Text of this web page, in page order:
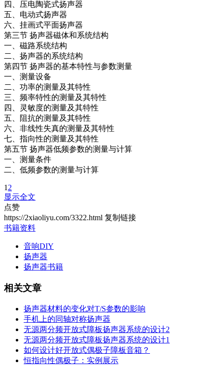
四、压电陶瓷式扬声器
五、电动式扬声器
六、挂画式平面扬声器
第三节 扬声器磁体和系统结构
一、磁路系统结构
二、扬声器的系统结构
第四节 扬声器的基本特性与参数测量
一、测量设备
二、功率的测量及其特性
三、频率特性的测量及其特性
四、灵敏度的测量及其特性
五、阻抗的测量及其特性
六、非线性失真的测量及其特性
七、指向性的测量及其特性
第五节 扬声器低频参数的测量与计算
一、测量条件
二、低频参数的测量与计算
1 2
显示全文
点赞
https://2xiaoliyu.com/3322.html 复制链接
书籍资料
音响DIY
扬声器
扬声器书籍
相关文章
扬声器材料的变化对T/S参数的影响
手机上的同轴对称扬声器
无源两分频开放式障板扬声器系统的设计2
无源两分频开放式障板扬声器系统的设计1
如何设计好开放式偶极子障板音箱？
恒指向性偶极子：实例展示